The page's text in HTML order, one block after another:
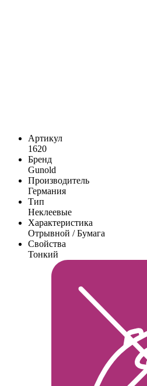
Артикул
1620
Бренд
Gunold
Производитель
Германия
Тип
Неклеевые
Характеристика
Отрывной / Бумага
Свойства
Тонкий